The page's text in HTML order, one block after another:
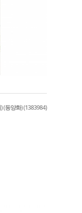
(동양화) (1383984)